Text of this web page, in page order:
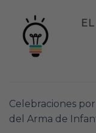
Celebraciones
del Arma de